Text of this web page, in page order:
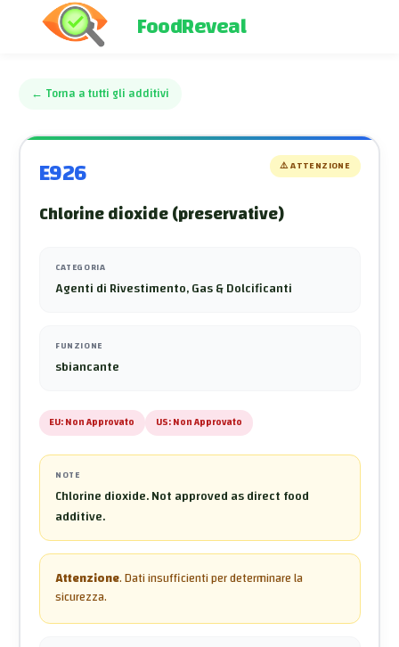
FoodReveal
← Torna a tutti gli additivi
E926 ⚠️ATTENZIONE
Chlorine dioxide (preservative)
CATEGORIA
Agenti di Rivestimento, Gas & Dolcificanti
FUNZIONE
sbiancante
EU:Non Approvato US:Non Approvato
NOTE
Chlorine dioxide. Not approved as direct food
additive.
Attenzione.Dati insufficienti per determinare la
sicurezza.